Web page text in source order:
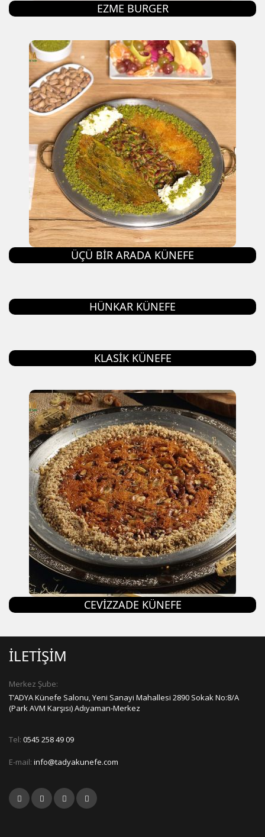
EZME BURGER
ÜÇÜ BIR ARADA KÜNEFE
HÜNKAR KÜNEFE
KLASIK KÜNEFE
CEVIZZADE KÜNEFE
İLETİŞİM
Merkez Şube:
T’ADYA Künefe Salonu, Yeni Sanayi Mahallesi 2890 Sokak No:8/A
(Park AVM Karşısı) Adıyaman-Merkez
Tel: 0545 258 49 09
E-mail: info@tadyakunefe.com